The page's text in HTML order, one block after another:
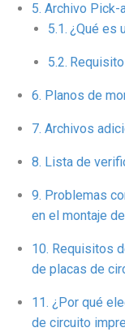
Archivo Pick-
¿Qué es
Planos de
Archivos
Lista de
Problemas
en el montaje
Requisitos
de placas de
¿Por qué
de circuito